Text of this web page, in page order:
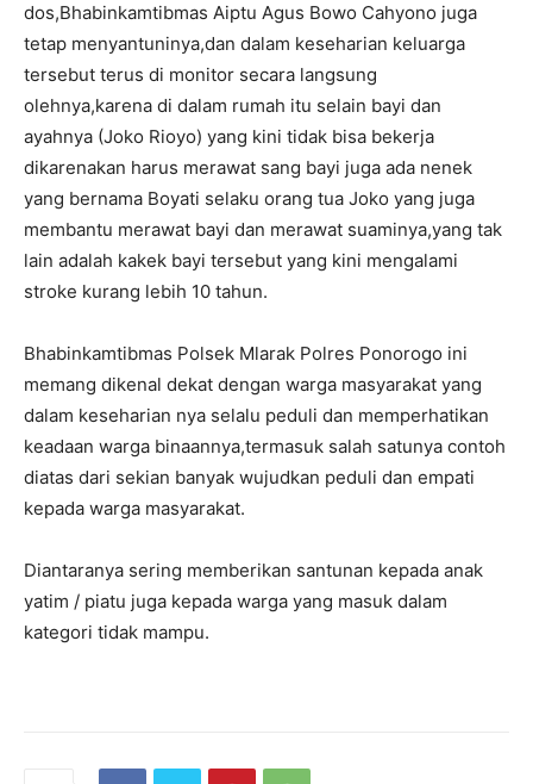
dos,Bhabinkamtibmas Aiptu Agus Bowo Cahyono juga
tetap menyantuninya,dan dalam keseharian keluarga
tersebut terus di monitor secara langsung
olehnya,karena di dalam rumah itu selain bayi dan
ayahnya (Joko Rioyo) yang kini tidak bisa bekerja
dikarenakan harus merawat sang bayi juga ada nenek
yang bernama Boyati selaku orang tua Joko yang juga
membantu merawat bayi dan merawat suaminya,yang tak
lain adalah kakek bayi tersebut yang kini mengalami
stroke kurang lebih 10 tahun.
Bhabinkamtibmas Polsek Mlarak Polres Ponorogo ini
memang dikenal dekat dengan warga masyarakat yang
dalam keseharian nya selalu peduli dan memperhatikan
keadaan warga binaannya,termasuk salah satunya contoh
diatas dari sekian banyak wujudkan peduli dan empati
kepada warga masyarakat.
Diantaranya sering memberikan santunan kepada anak
yatim / piatu juga kepada warga yang masuk dalam
kategori tidak mampu.